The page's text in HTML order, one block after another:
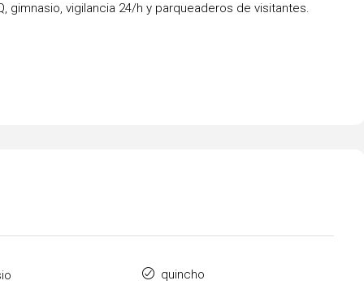
gimnasio, vigilancia 24/h y parqueaderos de visitantes.
quincho